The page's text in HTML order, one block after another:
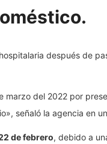
después de
del 2022 por
señaló la agencia en
de febrero, debido a